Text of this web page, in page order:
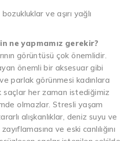
ve aşırı yağlı
ne yapmamız gerekir?
görüntüsü çok önemlidir.
önemli bir aksesuar gibi
parlak görünmesi kadınlara
saçlar her zaman istediğimiz
olmazlar. Stresli yaşam
alışkanlıklar, deniz suyu ve
ve eski canlılığını